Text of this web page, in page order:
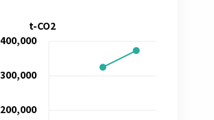
200,000
300,000
400,000
t-CO2